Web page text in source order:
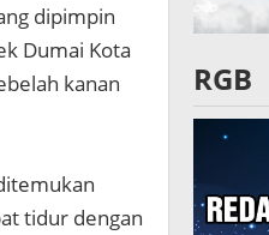
dipimpin
Dumai Kota
kanan
tidur dengan
RGB